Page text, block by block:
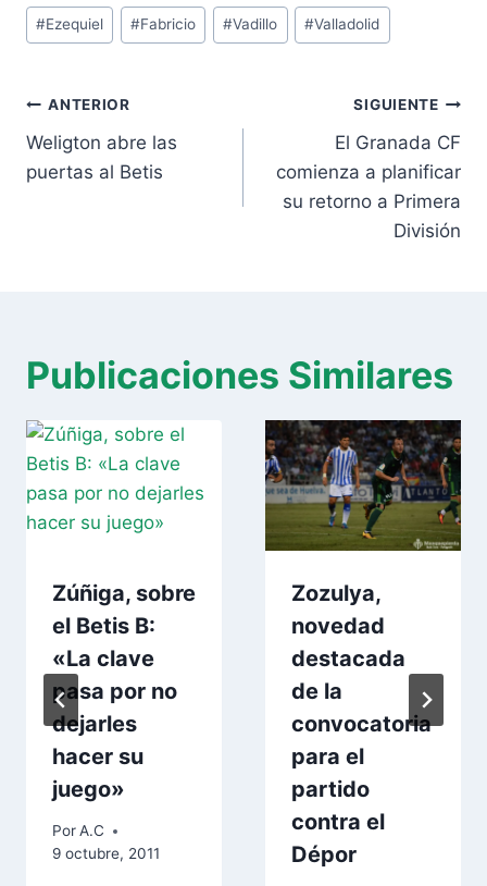
Etiquetas
de
entrada:
#Ezequiel #Fabricio #Vadillo #Valladolid
Navegación
de
entradas
ANTERIOR
Weligton abre las
puertas al Betis
SIGUIENTE
El Granada CF
comienza a planificar
su retorno a Primera
División
Publicaciones Similares
Zúñiga, sobre
el Betis B:
«La clave
pasa por no
dejarles
hacer su
juego»
PorA.C
9 octubre, 2011
Zozulya,
novedad
destacada
de la
convocatoria
para el
partido
contra el
Dépor